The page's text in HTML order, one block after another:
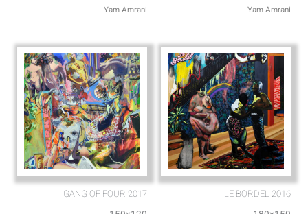
Yam Amrani
Yam Amrani
LE BORDEL 2016
GANG OF FOUR 2017